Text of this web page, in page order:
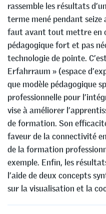
rassemble les résultats
terme mené pendant seize
faut avant tout mettre en
pédagogique fort et pas
technologie de pointe.
Erfahrraum » (espace
que modèle pédagogique
professionnelle pour
vise à améliorer
de formation. Son
faveur de la connectivité
de la formation
exemple. Enfin, les
l’aide de deux concepts
sur la visualisation et la